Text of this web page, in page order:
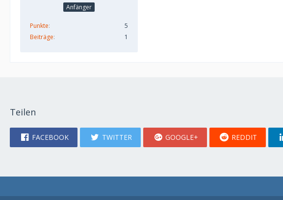
Anfänger
Punkte
5
Beiträge
1
Teilen
FACEBOOK TWITTER GOOGLE+ REDDIT